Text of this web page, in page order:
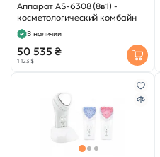
Аппарат AS-6308 (8в1) -
косметологический комбайн
В наличии
50 535 ₴
1 123 $